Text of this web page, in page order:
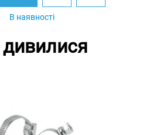
В наявності